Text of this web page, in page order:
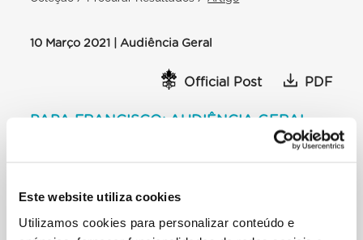
Este website utiliza cookies
Utilizamos cookies para personalizar conteúdo e
10 Março 2021 | Audiência Geral
Official Post PDF
PAPA FRANCISCO: AUDIÊNCIA GERAL
BIBLIOTECA DO PALÁCIO APOSTÓLICO
Ei provocou a fuga de milhares de habitantes, entre